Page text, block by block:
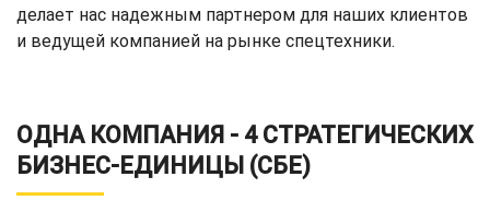
делает нас надежным партнером для наших клиентов
и ведущей компанией на рынке спецтехники.
ОДНА КОМПАНИЯ - 4 СТРАТЕГИЧЕСКИХ
БИЗНЕС-ЕДИНИЦЫ (СБЕ)